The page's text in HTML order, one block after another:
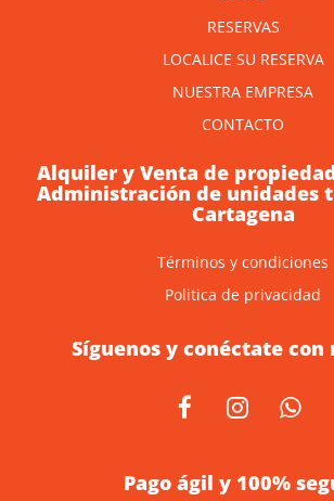
RESERVAS
LOCALICE SU RESERVA
NUESTRA EMPRESA
CONTACTO
Alquiler y Venta de
Administración de unidades
Cartagena
Términos y condiciones
Politica de privacidad
Síguenos y conéctate con
Pago ágil y 100%